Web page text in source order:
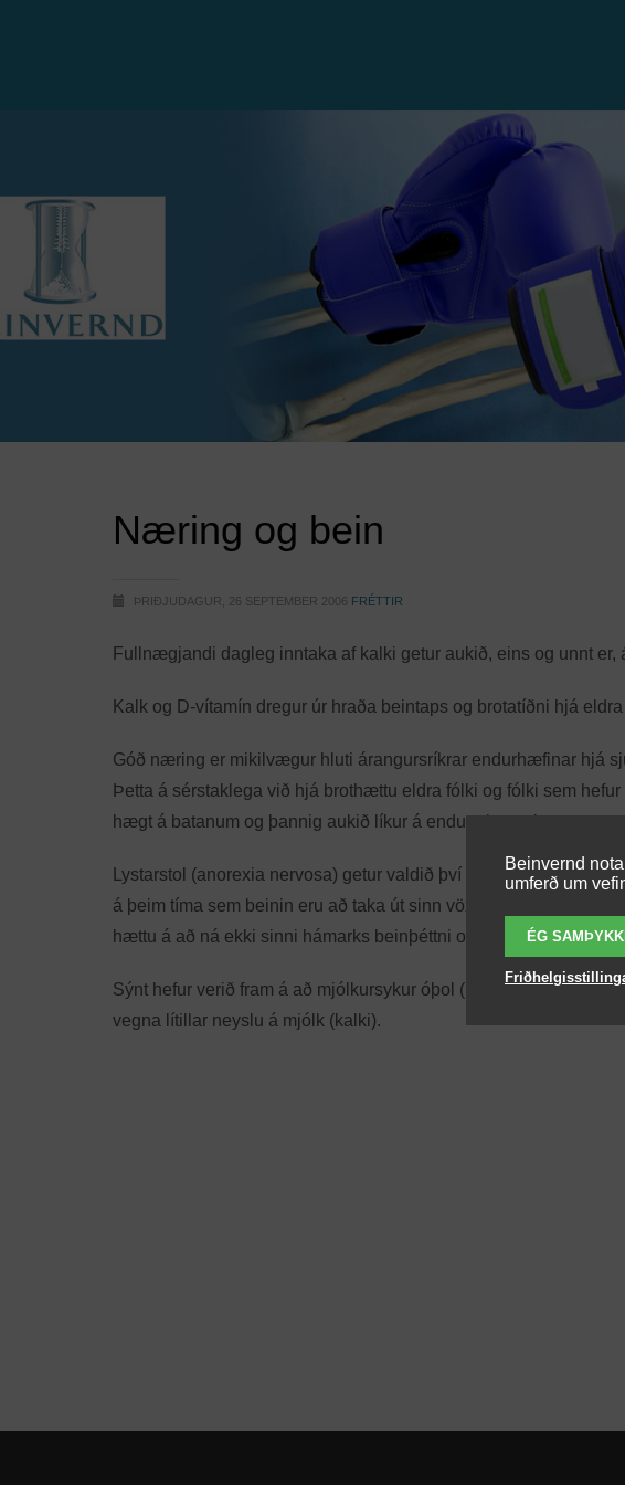
Næring og bein
ÞRIÐJUDAGUR, 26 SEPTEMBER 2006 FRÉTTIR
Fullnægjandi dagleg inntaka af kalki getur aukið, eins og unnt
Kalk og D-vítamín dregur úr hraða beintaps og brotatíðni hjá
Góð næring er mikilvægur hluti árangursríkrar endurhæfinar hjá
Þetta á sérstaklega við hjá brothættu eldra fólki og fólki sem
hægt á batanum og þannig aukið líkur á endurteknum brotum.
Lystarstol (anorexia nervosa) getur valdið því að tíðablæðingar
á þeim tíma sem beinin eru að taka út sinn vöxt og þroska fyrir
hættu á að ná ekki sinni hámarks beinþéttni og auka þannig
Sýnt hefur verið fram á að mjólkursykur óþol (lactose
vegna lítillar neyslu á mjólk (kalki).
Beinvernd
umferð um
ÉG